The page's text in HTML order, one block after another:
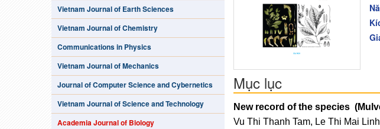
Vietnam Journal of Earth Sciences
Vietnam Journal of Chemistry
Communications in Physics
Vietnam Journal of Mechanics
Journal of Computer Science and Cybernetics
Vietnam Journal of Science and Technology
Academia Journal of Biology
Mục lục
New record of the species
Vu Thi Thanh Tam, Le Thi Mai